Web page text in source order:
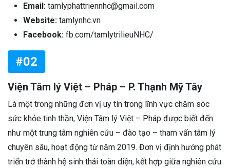
Email: tamlyphattriennhc@gmail.com
Website: tamlynhc.vn
Facebook: fb.com/tamlytrilieuNHC/
#02
Viện Tâm lý Việt – Pháp – P. Thạnh Mỹ Tây
Là một trong những đơn vị uy tín trong lĩnh vực chăm sóc
sức khỏe tinh thần, Viện Tâm lý Việt – Pháp được biết đến
như một trung tâm nghiên cứu – đào tạo – tham vấn tâm lý
chuyên sâu, hoạt động từ năm 2019. Đơn vị định hướng phát
triển trở thành hệ sinh thái toàn diện, kết hợp giữa nghiên cứu